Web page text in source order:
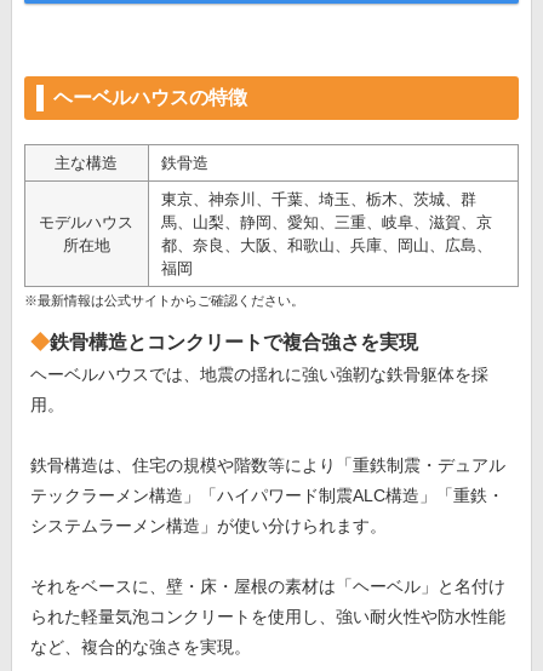
ヘーベルハウスの特徴
主な構造 鉄骨造
モデルハウス
所在地
東京、神奈川、千葉、埼玉、栃木、茨城、群
馬、山梨、静岡、愛知、三重、岐阜、滋賀、京
都、奈良、大阪、和歌山、兵庫、岡山、広島、
福岡
※最新情報は公式サイトからご確認ください。
鉄骨構造とコンクリートで複合強さを実現
ヘーベルハウスでは、地震の揺れに強い強靭な鉄骨躯体を採
用。
鉄骨構造は、住宅の規模や階数等により「重鉄制震・デュアル
テックラーメン構造」「ハイパワード制震ALC構造」「重鉄・
システムラーメン構造」が使い分けられます。
それをベースに、壁・床・屋根の素材は「ヘーベル」と名付け
られた軽量気泡コンクリートを使用し、強い耐火性や防水性能
など、複合的な強さを実現。